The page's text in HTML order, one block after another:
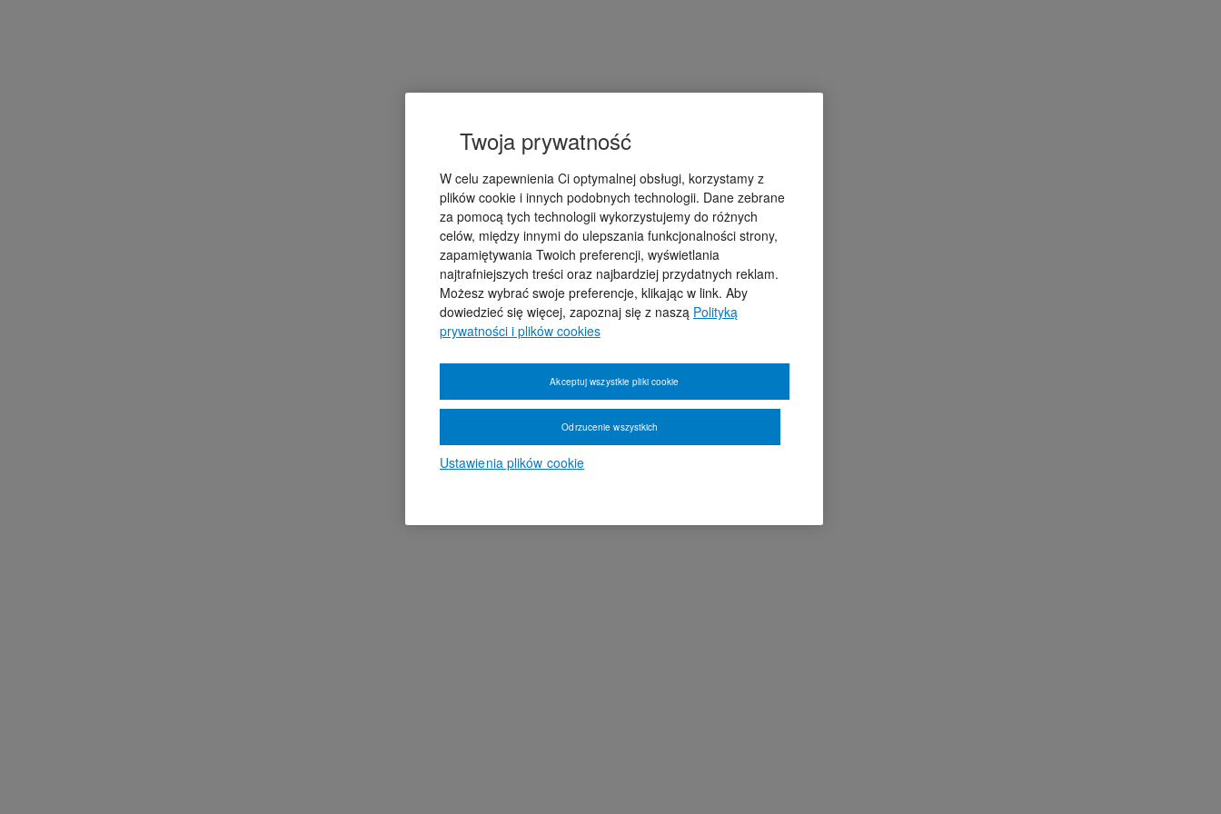
Twoja prywatność
W celu zapewnienia Ci optymalnej obsługi, korzystamy z
plików cookie i innych podobnych technologii. Dane zebrane
za pomocą tych technologii wykorzystujemy do różnych
celów, między innymi do ulepszania funkcjonalności strony,
zapamiętywania Twoich preferencji, wyświetlania
najtrafniejszych treści oraz najbardziej przydatnych reklam.
Możesz wybrać swoje preferencje, klikając w link. Aby
dowiedzieć się więcej, zapoznaj się z naszą Polityką
prywatności i plików cookies
Ustawienia plików cookie
Odrzucenie wszystkich
Akceptuj wszystkie pliki cookie